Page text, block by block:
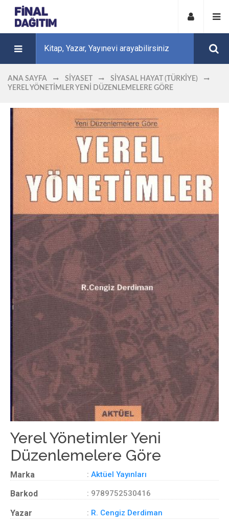
ANA SAYFA SIYASET
SIYASAL HAYAT (TÜRKIYE)
YEREL YÖNETIMLER YENI DÜZENLEMELERE GÖRE
Yerel Yönetimler Yeni
Düzenlemelere Göre
Marka : Aktüel Yayınları
Barkod : 9789752530416
Yazar : R. Cengiz Derdiman